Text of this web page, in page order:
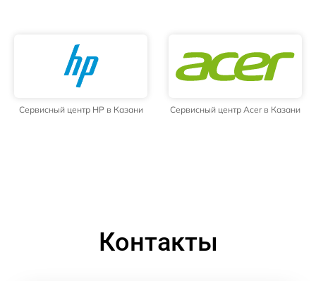
Сервисный центр HP в Казани Сервисный центр Acer в Казани
Контакты